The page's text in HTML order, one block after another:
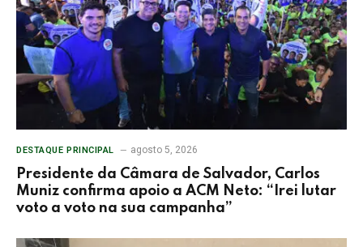
DESTAQUE PRINCIPAL agosto 5, 2026
Presidente da Câmara de Salvador, Carlos
Muniz confirma apoio a ACM Neto: “Irei lutar
voto a voto na sua campanha”